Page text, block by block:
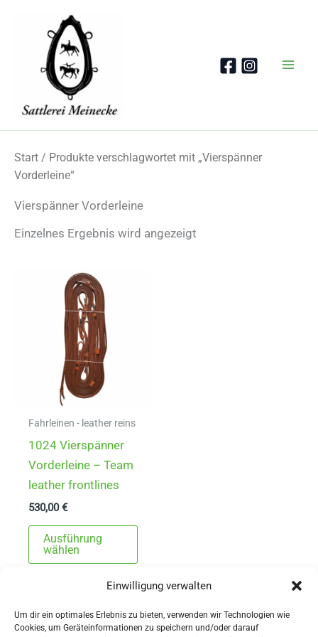
Einwilligung verwalten
Um dir ein optimales Erlebnis zu bieten, verwenden wir Technologien wie
Cookies, um Geräteinformationen zu speichern und/oder darauf
Start / Produkte verschlagwortet mit „Vierspänner
Vorderleine“
Vierspänner Vorderleine
Einzelnes Ergebnis wird angezeigt
Fahrleinen - leather reins
1024 Vierspänner
Vorderleine – Team
leather frontlines
530,00€
Ausführung
wählen
Dieses
mehrere
Varianten
auf.